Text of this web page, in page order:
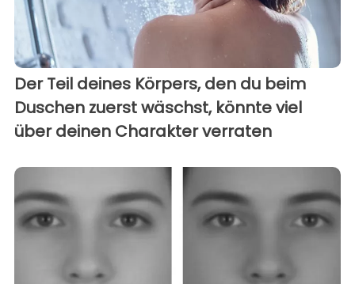
Der Teil deines Körpers, den du beim
Duschen zuerst wäschst, könnte viel
über deinen Charakter verraten